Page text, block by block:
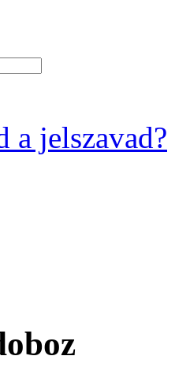
a jelszavad?